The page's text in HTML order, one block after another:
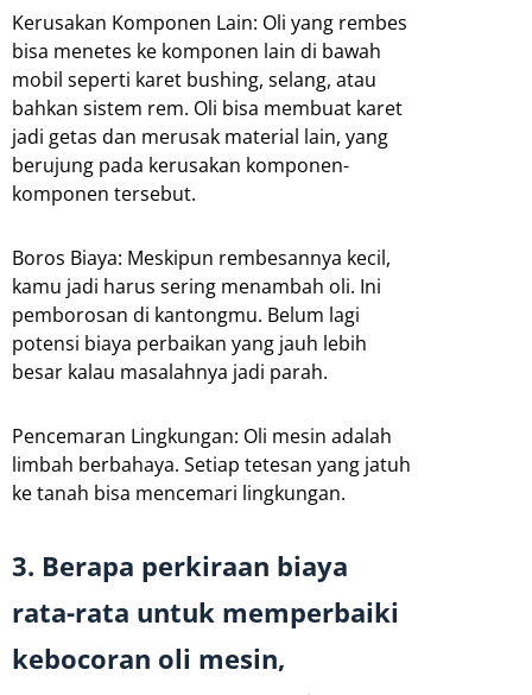
Kerusakan Komponen Lain: Oli yang rembes
bisa menetes ke komponen lain di bawah
mobil seperti karet bushing, selang, atau
bahkan sistem rem. Oli bisa membuat karet
jadi getas dan merusak material lain, yang
berujung pada kerusakan komponen-
komponen tersebut.
Boros Biaya: Meskipun rembesannya kecil,
kamu jadi harus sering menambah oli. Ini
pemborosan di kantongmu. Belum lagi
potensi biaya perbaikan yang jauh lebih
besar kalau masalahnya jadi parah.
Pencemaran Lingkungan: Oli mesin adalah
limbah berbahaya. Setiap tetesan yang jatuh
ke tanah bisa mencemari lingkungan.
3. Berapa perkiraan biaya
rata-rata untuk memperbaiki
kebocoran oli mesin,